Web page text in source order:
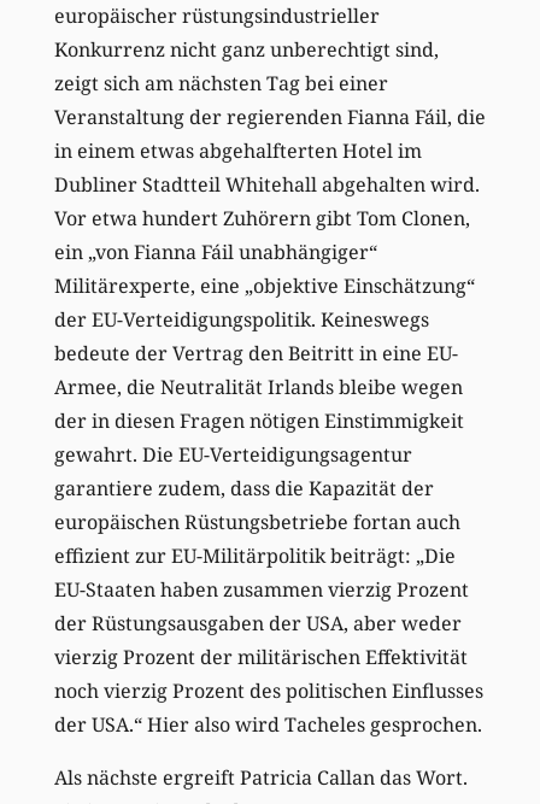
europäischer rüstungsindustrieller
Konkurrenz nicht ganz unberechtigt sind,
zeigt sich am nächsten Tag bei einer
Veranstaltung der regierenden Fianna Fáil, die
in einem etwas abgehalfterten Hotel im
Dubliner Stadtteil Whitehall abgehalten wird.
Vor etwa hundert Zuhörern gibt Tom Clonen,
ein „von Fianna Fáil unabhängiger“
Militärexperte, eine „objektive Einschätzung“
der EU-Verteidigungspolitik. Keineswegs
bedeute der Vertrag den Beitritt in eine EU-
Armee, die Neutralität Irlands bleibe wegen
der in diesen Fragen nötigen Einstimmigkeit
gewahrt. Die EU-Verteidigungsagentur
garantiere zudem, dass die Kapazität der
europäischen Rüstungsbetriebe fortan auch
effizient zur EU-Militärpolitik beiträgt: „Die
EU-Staaten haben zusammen vierzig Prozent
der Rüstungsausgaben der USA, aber weder
vierzig Prozent der militärischen Effektivität
noch vierzig Prozent des politischen Einflusses
der USA.“ Hier also wird Tacheles gesprochen.
Als nächste ergreift Patricia Callan das Wort.